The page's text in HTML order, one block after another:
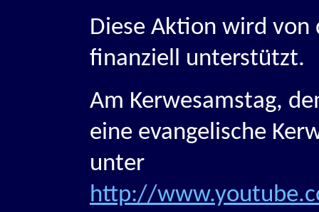
Diese Aktion wird von
finanziell unterstützt.
Am Kerwesamstag,
eine evangelische
unter
http://